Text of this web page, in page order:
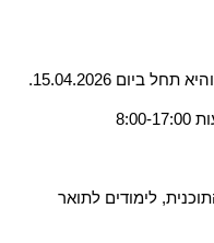
15.04.2026.
לימודים לתואר